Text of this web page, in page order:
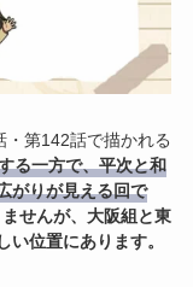
第142話で描かれる
る一方で、平次と和
がりが見える回で
せんが、大阪組と東
位置にあります。